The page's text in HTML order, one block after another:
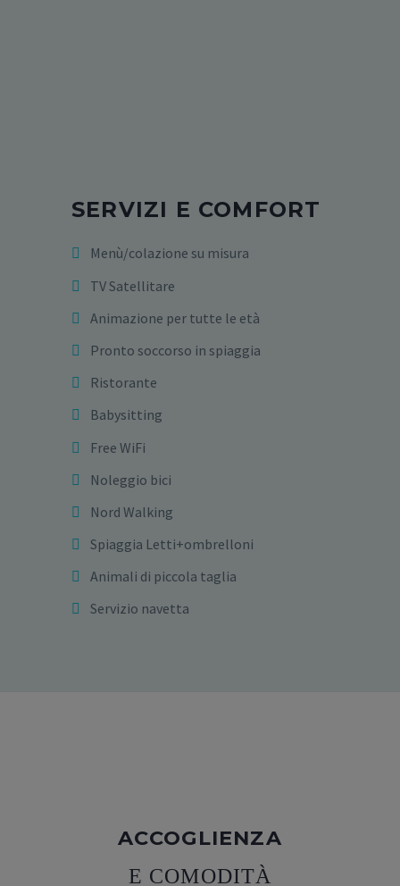
SERVIZI E COMFORT
Menù/colazione su misura
TV Satellitare
Animazione per tutte le età
Pronto soccorso in spiaggia
Ristorante
Babysitting
Free WiFi
Noleggio bici
Nord Walking
Spiaggia Letti+ombrelloni
Animali di piccola taglia
Servizio navetta
ACCOGLIENZA
E COMODITÀ